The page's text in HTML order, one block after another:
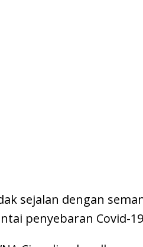
sejalan dengan
penyebaran Covid-